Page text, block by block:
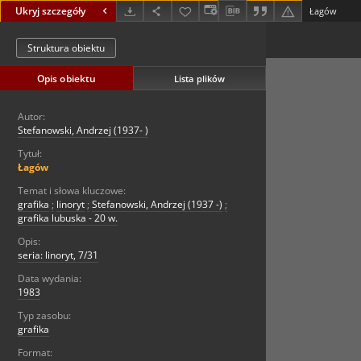
Ukryj szczegóły Łagów
Struktura obiektu
Opis obiektu Lista plików
Autor:
Stefanowski, Andrzej (1937- )
Tytuł:
Łagów
Temat i słowa kluczowe:
grafika ; linoryt ; Stefanowski, Andrzej (1937 -) ;
grafika lubuska - 20 w.
Opis:
seria: linoryt, 7/31
Data wydania:
1983
Typ zasobu:
grafika
Format: